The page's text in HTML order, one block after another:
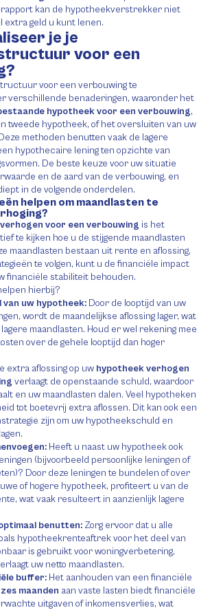
kan de hypotheekverstrekker niet
extra geld u kunt lenen.
je je
voor een
voor een verbouwing te
verschillende benaderingen, waaronder het
hypotheek voor een verbouwing,
tweede hypotheek, of het oversluiten van uw
methoden benutten vaak de lagere
hypothecaire lening ten opzichte van
De beste keuze voor uw situatie
en de aard van de verbouwing, en
in de volgende onderdelen.
helpen om maandlasten te
voor een verbouwing is het
te kijken hoe u de stijgende maandlasten
maandlasten bestaan uit rente en aflossing,
te volgen, kunt u de financiële impact
financiële stabiliteit behouden.
hierbij?
uw hypotheek: Door de looptijd van uw
wordt de maandelijkse aflossing lager, wat
maandlasten. Houd er wel rekening mee
over de gehele looptijd dan hoger
extra aflossing op uw hypotheek verhogen
verlaagt de openstaande schuld, waardoor
en uw maandlasten dalen. Veel hypotheken
tot boetevrij extra aflossen. Dit kan ook een
zijn om uw hypotheekschuld en
Heeft u naast uw hypotheek ook
(bijvoorbeeld persoonlijke leningen of
Door deze leningen te bundelen of over
of hogere hypotheek, profiteert u van de
wat vaak resulteert in aanzienlijk lagere
benutten: Zorg ervoor dat u alle
hypotheekrenteaftrek voor het deel van
is gebruikt voor woningverbetering,
uw netto maandlasten.
buffer: Het aanhouden van een financiële
maanden aan vaste lasten biedt financiële
uitgaven of inkomensverlies, wat